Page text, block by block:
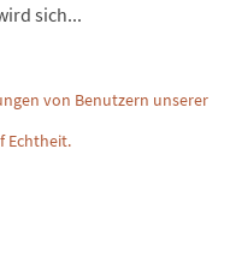
sich...
von Benutzern unserer
Echtheit.